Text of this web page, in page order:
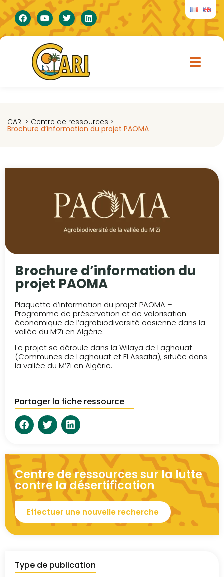
CARI > Centre de ressources >
Brochure d’information du projet PAOMA
Brochure d’information du
projet PAOMA
Plaquette d’information du projet PAOMA –
Programme de préservation et de valorisation
économique de l’agrobiodiversité oasienne dans la
vallée du M’Zi en Algérie.
Le projet se déroule dans la Wilaya de Laghouat
(Communes de Laghouat et El Assafia), située dans
la vallée du M’Zi en Algérie.
Partager la fiche ressource
Centre de ressources sur la lutte
contre la désertification
Effectuer une nouvelle recherche
Type de publication